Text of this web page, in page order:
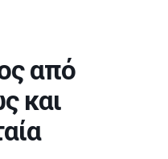
από
και